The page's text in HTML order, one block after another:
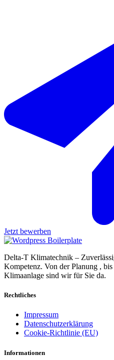
Jetzt bewerben
Delta-T Klimatechnik –
Kompetenz. Von der Planung ,
Klimaanlage sind wir für Sie da.
Rechtliches
Impressum
Datenschutzerklärung
Cookie-Richtlinie (EU)
Informationen